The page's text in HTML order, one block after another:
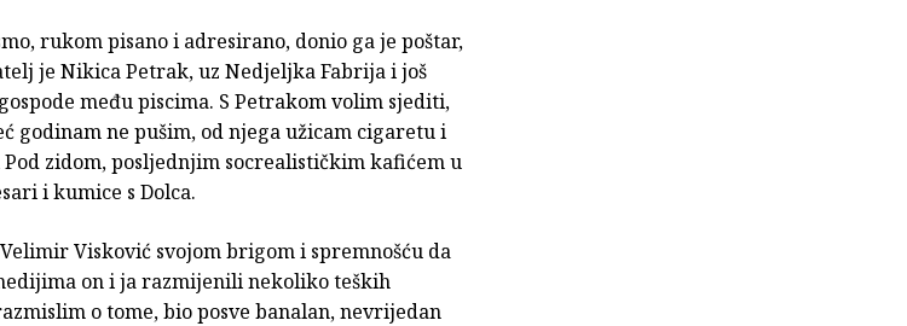
rukom pisano i adresirano, donio ga je poštar,
je Nikica Petrak, uz Nedjeljka Fabrija i još
među piscima. S Petrakom volim sjediti,
godinam ne pušim, od njega užicam cigaretu i
zidom, posljednjim socrealističkim kafićem u
i kumice s Dolca.
Visković svojom brigom i spremnošću da
on i ja razmijenili nekoliko teških
o tome, bio posve banalan, nevrijedan